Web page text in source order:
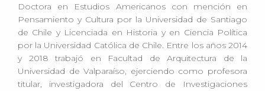
Doctora en Estudios Americanos con mención en
Pensamiento y Cultura por la Universidad de Santiago
de Chile y Licenciada en Historia y en Ciencia Política
por la Universidad Católica de Chile. Entre los años 2014
y 2018 trabajó en Facultad de Arquitectura de la
Universidad de Valparaíso, ejerciendo como profesora
titular, investigadora del Centro de Investigaciones